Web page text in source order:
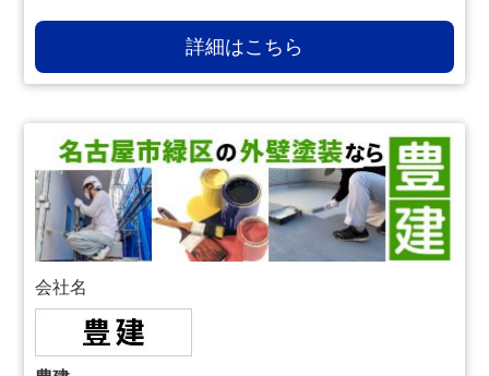
詳細はこちら
会社名